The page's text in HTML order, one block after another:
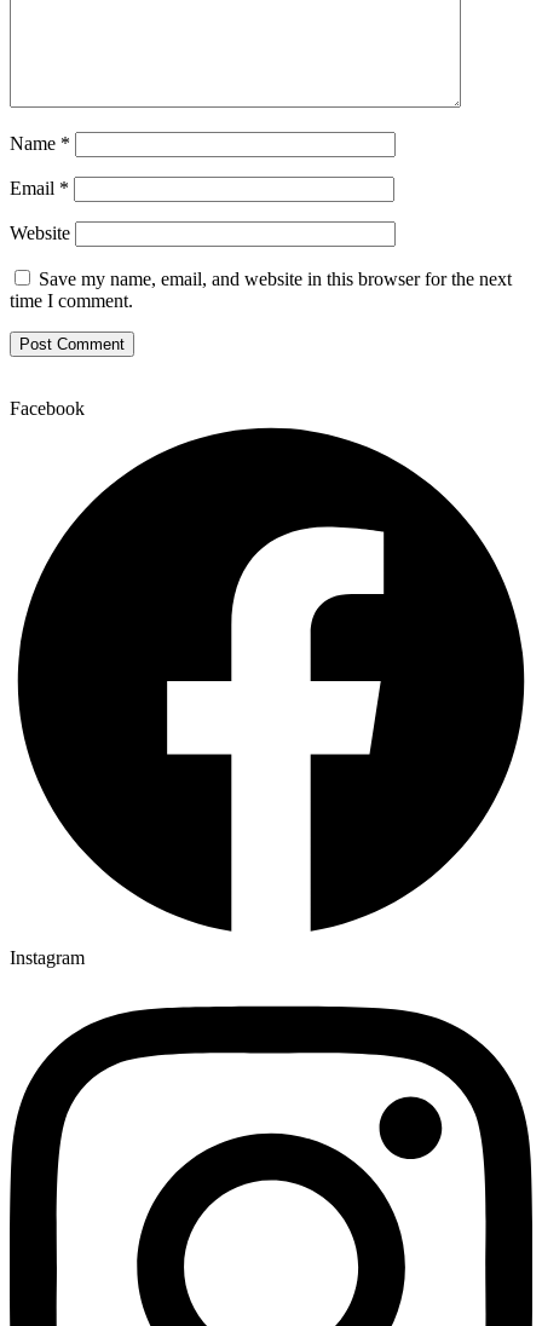
Name *
Email *
Website
Save my name, email, and website in this browser for the next
time I comment.
Facebook
Instagram